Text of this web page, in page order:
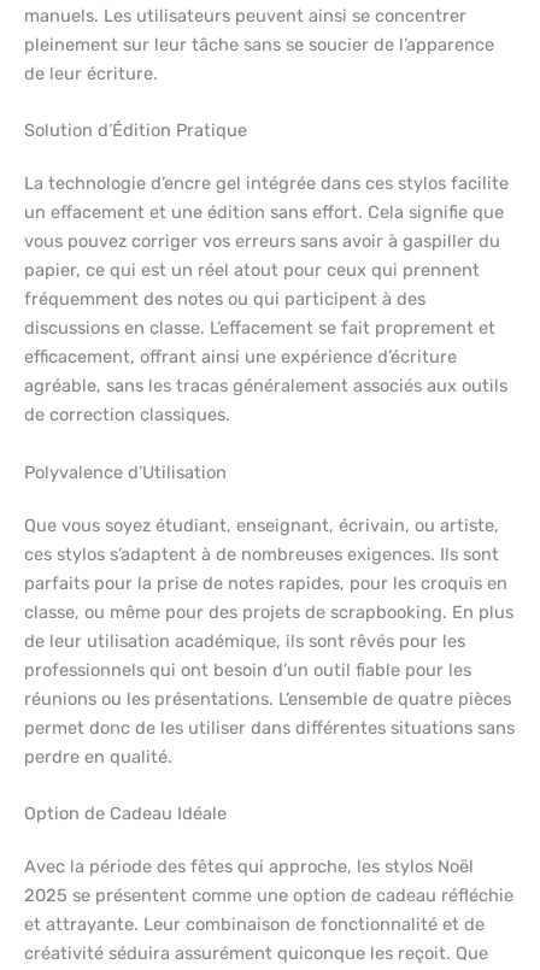
manuels. Les utilisateurs peuvent ainsi se concentrer
pleinement sur leur tâche sans se soucier de l’apparence
de leur écriture.
Solution d’Édition Pratique
La technologie d’encre gel intégrée dans ces stylos facilite
un effacement et une édition sans effort. Cela signifie que
vous pouvez corriger vos erreurs sans avoir à gaspiller du
papier, ce qui est un réel atout pour ceux qui prennent
fréquemment des notes ou qui participent à des
discussions en classe. L’effacement se fait proprement et
efficacement, offrant ainsi une expérience d’écriture
agréable, sans les tracas généralement associés aux outils
de correction classiques.
Polyvalence d’Utilisation
Que vous soyez étudiant, enseignant, écrivain, ou artiste,
ces stylos s’adaptent à de nombreuses exigences. Ils sont
parfaits pour la prise de notes rapides, pour les croquis en
classe, ou même pour des projets de scrapbooking. En plus
de leur utilisation académique, ils sont rêvés pour les
professionnels qui ont besoin d’un outil fiable pour les
réunions ou les présentations. L’ensemble de quatre pièces
permet donc de les utiliser dans différentes situations sans
perdre en qualité.
Option de Cadeau Idéale
Avec la période des fêtes qui approche, les stylos Noël
2025 se présentent comme une option de cadeau réfléchie
et attrayante. Leur combinaison de fonctionnalité et de
créativité séduira assurément quiconque les reçoit. Que